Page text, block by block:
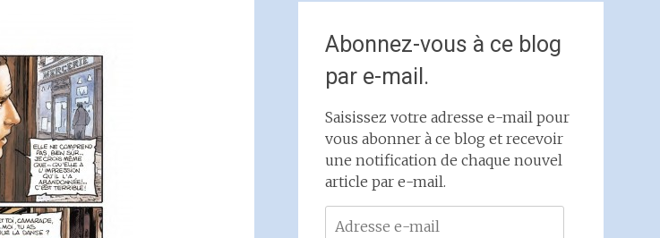
Abonnez-vous à ce blog
par e-mail.
Saisissez votre adresse e-mail pour
vous abonner à ce blog et recevoir
une notification de chaque nouvel
article par e-mail.
Adresse